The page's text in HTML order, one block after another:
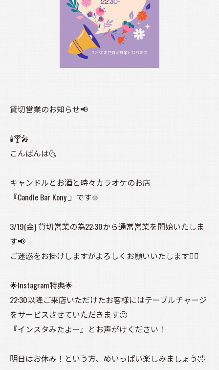
貸切営業のお知らせ📢
🕯️🍸️🎤
こんばんは🌜️
キャンドルとお酒と時々カラオケのお店
『Candle Bar Kony 』です❇️
3/19(金) 貸切営業の為22:30から通常営業を開始いたしま
す📢
ご迷惑をお掛けしますがよろしくお願いいたします🙇‍♀️
🌟Instagram特典🌟
22:30以降ご来店いただけたお客様にはテーブルチャージ
をサービスさせていただきます🙂
『インスタみたよー』とお声がけください！
明日はお休み！という方、めいっぱい楽しみましょう🤣